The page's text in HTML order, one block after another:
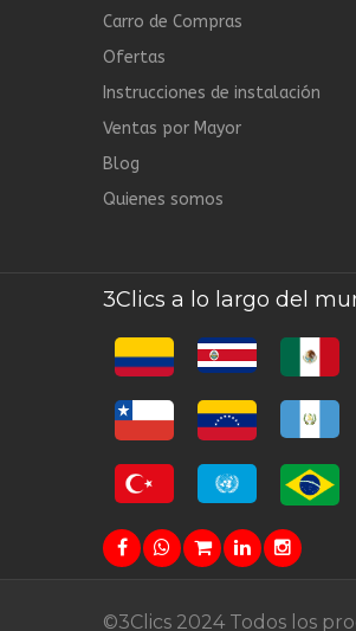
Carro de Compras
Ofertas
Instrucciones de instalación
Ventas por Mayor
Blog
Quienes somos
3Clics a lo largo del
©3Clics 2024 Todos los